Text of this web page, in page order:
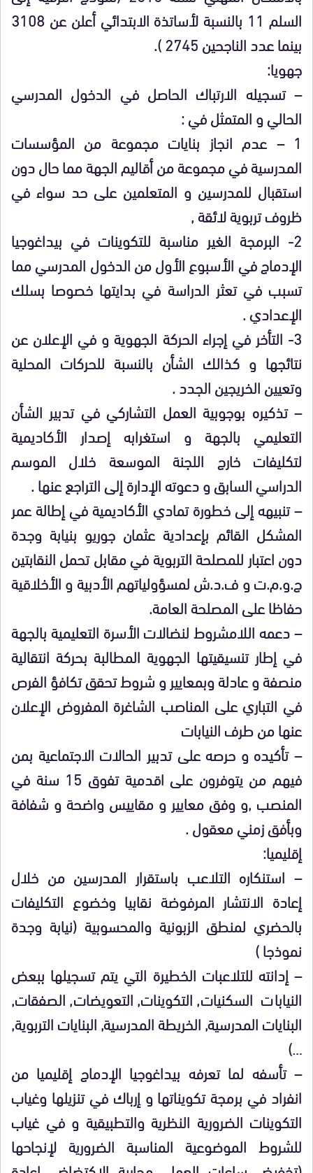
السلم 11 بالنسبة لأساتذة الابتدائي أعلن عن 3108
بينما عدد الناجحين 2745 ).
جهويا:
– تسجيله الارتباك الحاصل في الدخول المدرسي
الحالي و المتمثل في :
1 – عدم انجاز بنايات مجموعة من المؤسسات
المدرسية في مجموعة من أقاليم الجهة مما حال دون
استقبال للمدرسين و المتعلمين على حد سواء في
ظروف تربوية لائقة ,
2- البرمجة الغير مناسبة للتكوينات في بيداغوجيا
الإدماج في الأسبوع الأول من الدخول المدرسي مما
تسبب في تعثر الدراسة في بدايتها خصوصا بسلك
الإعدادي .
3- التأخر في إجراء الحركة الجهوية و في الإعلان عن
نتائجها و كذالك الشأن بالنسبة للحركات المحلية
وتعيين الخريجين الجدد .
– تذكيره بوجوبية العمل التشاركي في تدبير الشأن
التعليمي بالجهة و استغرابه إصدار الأكاديمية
لتكليفات خارج اللجنة الموسعة خلال الموسم
الدراسي السابق و دعوته الإدارة إلى التراجع عنها .
– تنبيهه إلى خطورة تمادي الأكاديمية في إطالة عمر
المشكل القائم بإعدادية عثمان جوريو بنيابة وجدة
دون اعتبار للمصلحة التربوية في مقابل تحمل النقابتين
ج.و.م.ت و ف.د.ش لمسؤولياتهم الأدبية و الأخلاقية
حفاظا على المصلحة العامة.
– دعمه اللامشروط لنضالات الأسرة التعليمية بالجهة
في إطار تنسيقيتها الجهوية المطالبة بحركة انتقالية
منصفة و عادلة وبمعايير و شروط تحقق تكافؤ الفرص
في التباري على المناصب الشاغرة المفروض الإعلان
عنها من طرف النيابات
– تأكيده و حرصه على تدبير الحالات الاجتماعية بمن
فيهم من يتوفرون على اقدمية تفوق 15 سنة في
المنصب ,و وفق معايير و مقاييس واضحة و شفافة
وبأفق زمني معقول .
إقليميا:
– استنكاره التلاعب باستقرار المدرسين من خلال
إعادة الانتشار المرفوضة نقابيا وخضوع التكليفات
بالحضري لمنطق الزبونية والمحسوبية (نيابة وجدة
نموذجا )
– إدانته للتلاعبات الخطيرة التي يتم تسجيلها ببعض
النيابات السكنيات, التكوينات, التعويضات, الصفقات,
البنايات المدرسية, الخريطة المدرسية, البنايات التربوية,
…)
– تأسفه لما تعرفه بيداغوجيا الإدماج إقليميا من
انفراد في برمجة تكويناتها و إرباك في تنزيلها وغياب
التكوينات الضرورية النظرية والتطبيقية و في غياب
للشروط الموضوعية المناسبة الضرورية لإنجاحها